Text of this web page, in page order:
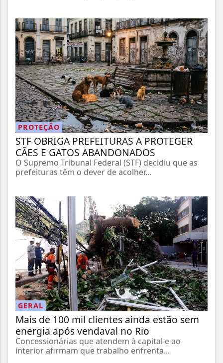
PROTEÇÃO
STF OBRIGA PREFEITURAS A PROTEGER
CÃES E GATOS ABANDONADOS
O Supremo Tribunal Federal (STF) decidiu que as
prefeituras têm o dever de acolher...
GERAL
Mais de 100 mil clientes ainda estão sem
energia após vendaval no Rio
Concessionárias que atendem à capital e ao
interior afirmam que trabalho enfrenta...